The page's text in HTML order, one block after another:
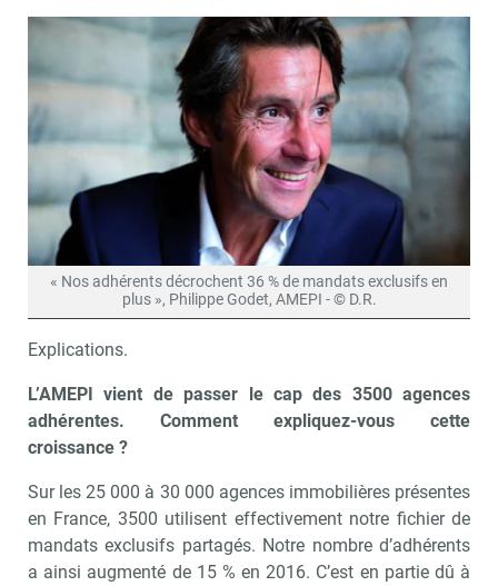
« Nos adhérents décrochent 36 % de mandats exclusifs en
plus », Philippe Godet, AMEPI - © D.R.
Explications.
L’AMEPI vient de passer le cap des 3500 agences
adhérentes. Comment expliquez-vous cette
croissance ?
Sur les 25 000 à 30 000 agences immobilières présentes
en France, 3500 utilisent effectivement notre fichier de
mandats exclusifs partagés. Notre nombre d’adhérents
a ainsi augmenté de 15 % en 2016. C’est en partie dû à